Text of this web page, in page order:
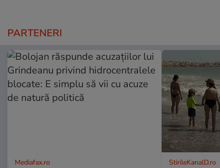
PARTENERI
Mediafax.ro StirileKanalD.ro